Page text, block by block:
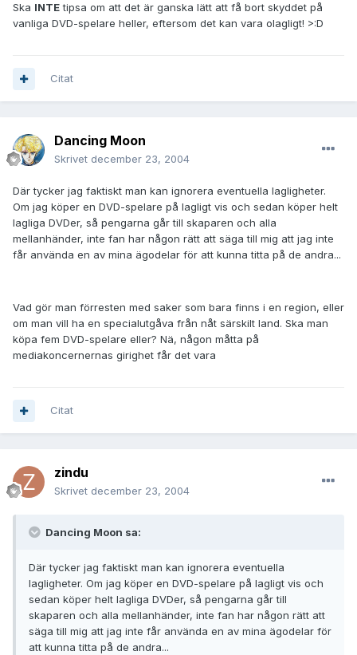
Ska INTEtipsa om att det är ganska lätt att få bort skyddet på
vanliga DVD-spelare heller, eftersom det kan vara olagligt! >:D
Citat
Dancing Moon
Skrivet december 23, 2004
Där tycker jag faktiskt man kan ignorera eventuella lagligheter.
Om jag köper en DVD-spelare på lagligt vis och sedan köper helt
lagliga DVDer, så pengarna går till skaparen och alla
mellanhänder, inte fan har någon rätt att säga till mig att jag inte
får använda en av mina ägodelar för att kunna titta på de andra...
Vad gör man förresten med saker som bara finns i en region, eller
om man vill ha en specialutgåva från nåt särskilt land. Ska man
köpa fem DVD-spelare eller? Nä, någon måtta på
mediakoncernernas girighet får det vara
Citat
zindu
Skrivet december 23, 2004
Dancing Moon sa:
Där tycker jag faktiskt man kan ignorera eventuella
lagligheter. Om jag köper en DVD-spelare på lagligt vis och
sedan köper helt lagliga DVDer, så pengarna går till
skaparen och alla mellanhänder, inte fan har någon rätt att
säga till mig att jag inte får använda en av mina ägodelar för
att kunna titta på de andra...